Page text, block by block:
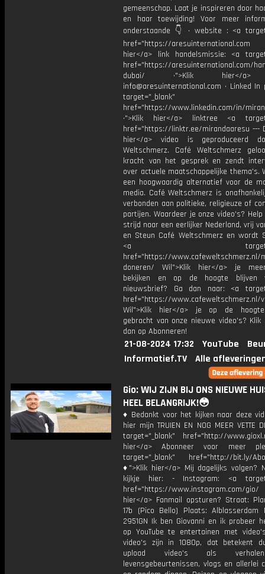
gemeenschap. Laat je inspireren door
en haar toewijding! Voor meer
onderstaande 👇 •⁠ ⁠⁠website : <a
href="https://
hier</a> ⁠⁠link handelsmissie: <a
href="https://aresuinternational.com/
dubai/ •⁠">Klik hier</a>
info@aresuinternational.com •⁠ ⁠⁠Linked
target="_blank"
href="https://www.linkedin.com/in/
•⁠">Klik hier</a> ⁠linktree <a
href="https://linktr.ee/mirandaaresu ---
hier</a> video is geproduceerd
Weltschmerz. Café Weltschmerz
kracht van het gesprek en zendt
over actuele maatschappelijke thema's.
een hoogwaardig alternatief voor de
media. Café Weltschmerz is
verbonden aan politieke, religieuze of
partijen. Waardeer je onze video's?
strijd naar een eerlijker Nederland, vrij
en Steun Café Weltschmerz en wordt
<a
href="https://www.cafeweltschmerz.nl/
doneren/ Wil">Klik hier</a> je
bekijken en op de hoogte blijven
nieuwsbrief? Ga dan naar: <a
href="https://www.cafeweltschmerz.nl/
Wil">Klik hier</a> je op de
gebracht van onze nieuwe video's? Klik
dan op Abonneren!
21-08-2024 17:32 YouTube
Informatief.TV
Alle
Gio: WIJ ZIJN BIJ ONS NIEUWE
HEEL BELANGRIJK!😳
♦ Bedankt voor het kijken naar deze
hier mijn TRUIEN EN NOG MEER VETTE
target="_blank" href="http://
hier</a> Abonneer voor meer
target="_blank" href="http://bit.ly/
♦">Klik hier</a> Mij dagelijks volgen?
kijkje hier: - Instagram: <a
href="https://www.instagram.com/
hier</a> Fanmail opsturen? Straat:
17b (Pico Bello) Plaats: Alblasserdam
2951GN Ik ben Giovanni en ik probeer
op YouTube te entertainen met
video's zijn in 1080p, dat betekent
upload video's als
levensgebeurtenissen, vlogs en allerlei